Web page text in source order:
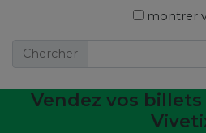
montrer
Chercher
Vendez vos